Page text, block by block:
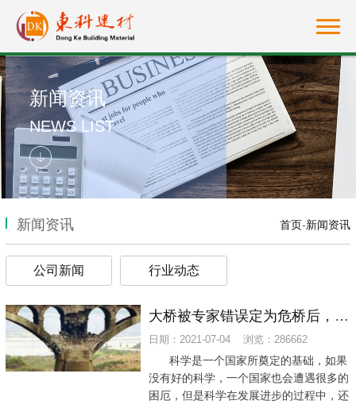
新闻资讯
NEWS LIST
新闻资讯 首页-新闻资讯
公司新闻 行业动态
大桥被专家错误定为危桥后，爆破后才发现酿成大错
日期：2021-07-04 浏览：286662
科学是一个国家所奠定的基础，如果
没有好的科学，一个国家也会遭遇很多的
困厄，但是科学在发展进步的过程中，还